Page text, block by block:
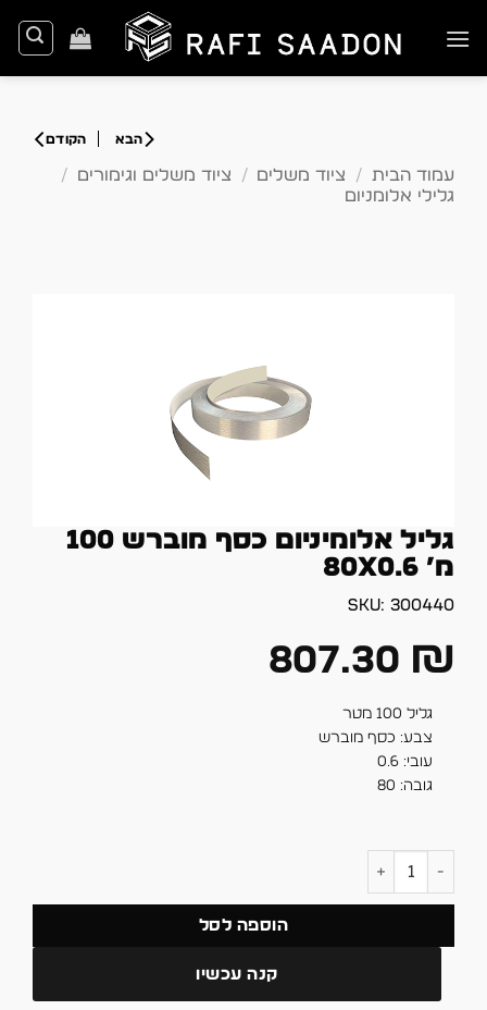
to
עמוד הבית / ציוד משלים / ציוד משלים וגימורים
/
גלילי אלומניום
גליל אלומיניום כסף מוברש 100
מ’ 80X0.6
SKU: 300440
807.30 ₪
גליל 100 מטר
צבע: כסף מוברש
עובי: 0.6
גובה: 80
כמות של גליל אלומיניום כסף מוברש 100 מ' 80X0.6
הוספה לסל
קנה עכשיו